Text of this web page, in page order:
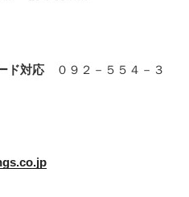
ド対応
０９２－５５４－３